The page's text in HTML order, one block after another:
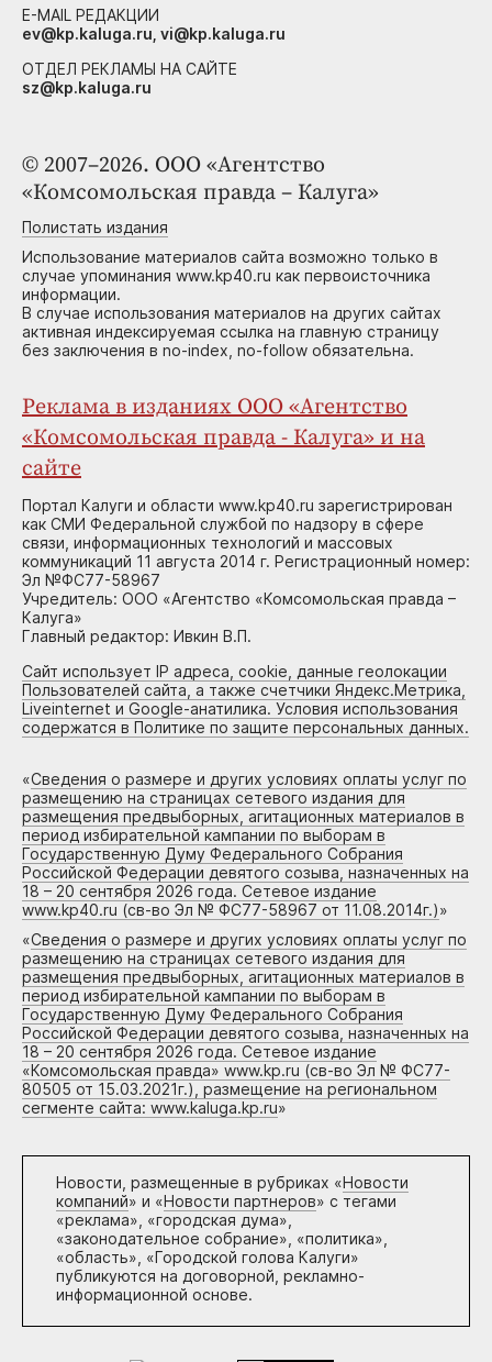
© 2007–2026. ООО «Агентство
«Комсомольская правда – Калуга»
Полистать издания
Использование материалов сайта возможно только в
случае упоминания www.kp40.ru как первоисточника
информации.
В случае использования материалов на других сайтах
активная индексируемая ссылка на главную страницу
без заключения в no-index, no-follow обязательна.
Реклама в изданиях ООО «Агентство
«Комсомольская правда - Калуга» и на
сайте
Портал Калуги и области www.kp40.ru зарегистрирован
как СМИ Федеральной службой по надзору в сфере
связи, информационных технологий и массовых
коммуникаций 11 августа 2014 г. Регистрационный номер:
Эл №ФС77-58967
Учредитель: ООО «Агентство «Комсомольская правда –
Калуга»
Главный редактор: Ивкин В.П.
Сайт использует IP адреса, cookie, данные геолокации
Пользователей сайта, а также счетчики Яндекс.Метрика,
Liveinternet и Google-анатилика. Условия использования
содержатся в Политике по защите персональных данных.
«Сведения о размере и других условиях оплаты услуг по
размещению на страницах сетевого издания для
размещения предвыборных, агитационных материалов в
период избирательной кампании по выборам в
Государственную Думу Федерального Собрания
Российской Федерации девятого созыва, назначенных на
18 – 20 сентября 2026 года. Сетевое издание
www.kp40.ru (св-во Эл № ФС77-58967 от 11.08.2014г.)»
«Сведения о размере и других условиях оплаты услуг по
размещению на страницах сетевого издания для
размещения предвыборных, агитационных материалов в
период избирательной кампании по выборам в
Государственную Думу Федерального Собрания
Российской Федерации девятого созыва, назначенных на
18 – 20 сентября 2026 года. Сетевое издание
«Комсомольская правда» www.kp.ru (св-во Эл № ФС77-
80505 от 15.03.2021г.), размещение на региональном
сегменте сайта: www.kaluga.kp.ru»
Новости, размещенные в рубриках «Новости
компаний» и «Новости партнеров» с тегами
«реклама», «городская дума»,
«законодательное собрание», «политика»,
«область», «Городской голова Калуги»
публикуются на договорной, рекламно-
информационной основе.
E-MAIL РЕДАКЦИИ
ev@kp.kaluga.ru, vi@kp.kaluga.ru
ОТДЕЛ РЕКЛАМЫ НА САЙТЕ
sz@kp.kaluga.ru